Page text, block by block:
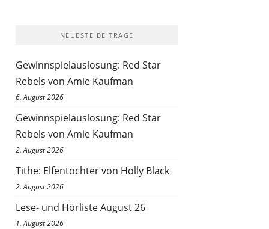
NEUESTE BEITRÄGE
Gewinnspielauslosung: Red Star
Rebels von Amie Kaufman
6. August 2026
Gewinnspielauslosung: Red Star
Rebels von Amie Kaufman
2. August 2026
Tithe: Elfentochter von Holly Black
2. August 2026
Lese- und Hörliste August 26
1. August 2026